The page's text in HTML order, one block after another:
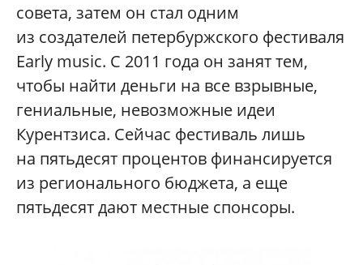
совета, затем он стал одним
из создателей петербуржского фестиваля
Early music. С 2011 года он занят тем,
чтобы найти деньги на все взрывные,
гениальные, невозможные идеи
Курентзиса. Сейчас фестиваль лишь
на пятьдесят процентов финансируется
из регионального бюджета, а еще
пятьдесят дают местные спонсоры.